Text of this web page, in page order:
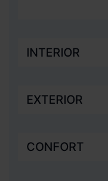
INTERIOR
EXTERIOR
CONFORT